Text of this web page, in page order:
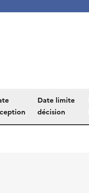
Date limite
décision